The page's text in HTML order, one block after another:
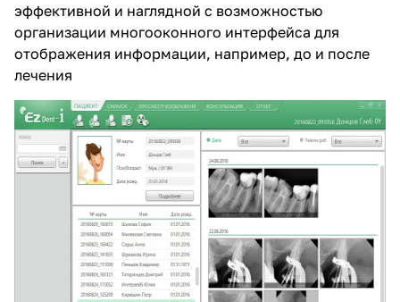
эффективной и наглядной с возможностью
организации многооконного интерфейса для
отображения информации, например, до и после
лечения